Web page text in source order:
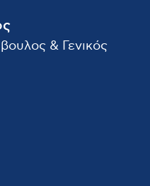
& Γενικός